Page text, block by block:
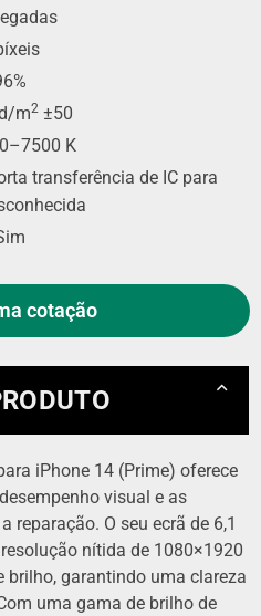
m2 ±50
K
transferência de IC para
cotação
iPhone 14 (Prime) oferece
visual e as
O seu ecrã de 6,1
nítida de 1080×1920
brilho, garantindo uma clareza
uma gama de brilho de